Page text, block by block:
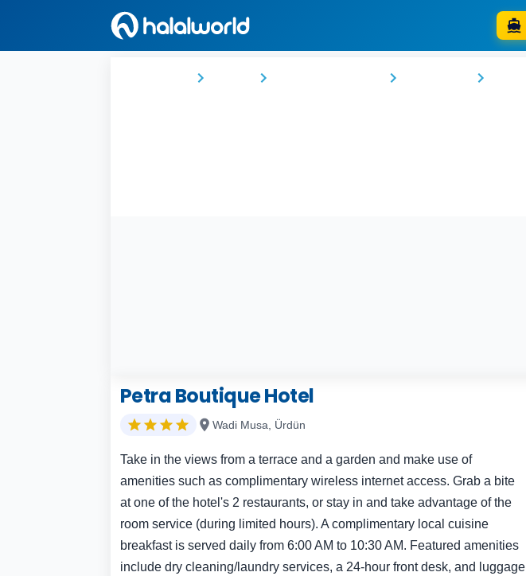
Petra Boutique Hotel
Wadi Musa, Ürdün
Take in the views from a terrace and a garden and make use of
amenities such as complimentary wireless internet access. Grab a bite
at one of the hotel's 2 restaurants, or stay in and take advantage of the
room service (during limited hours). A complimentary local cuisine
breakfast is served daily from 6:00 AM to 10:30 AM. Featured amenities
include dry cleaning/laundry services, a 24-hour front desk, and luggage